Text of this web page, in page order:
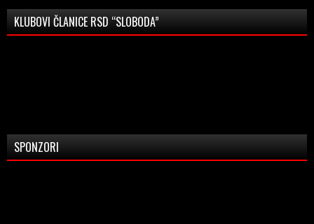
KLUBOVI ČLANICE RSD “SLOBODA”
SPONZORI